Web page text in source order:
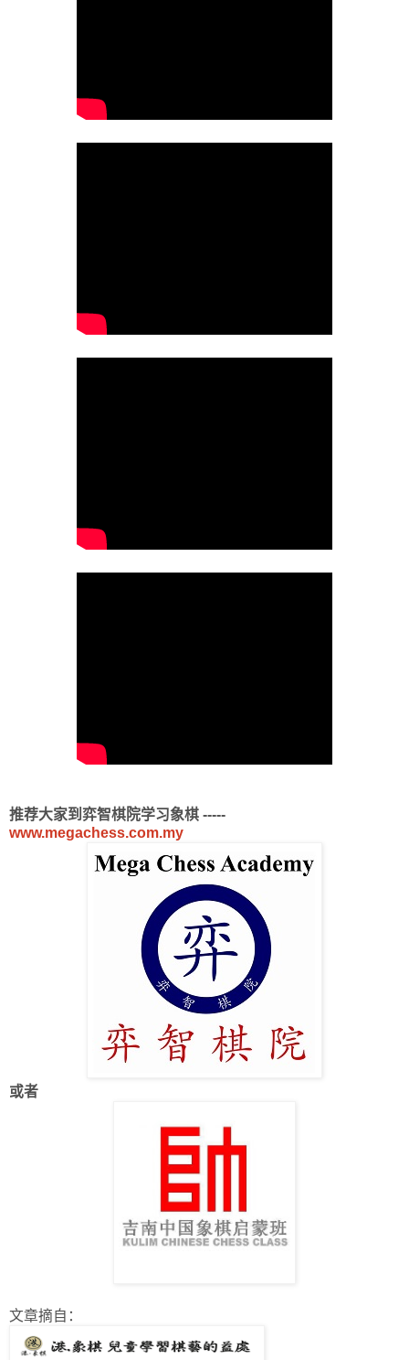
推荐大家到弈智棋院学习象棋 -----
www.megachess.com.my
或者
文章摘自：